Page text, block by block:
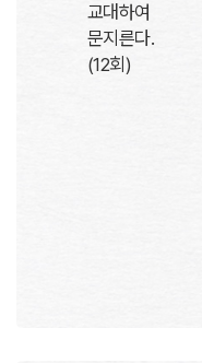
교대하여
문지른다.
(12회)